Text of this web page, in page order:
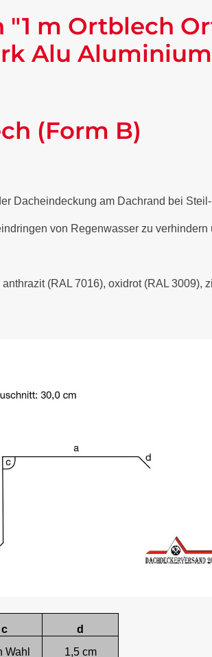
m Ortblech
Alu
(Form B)
Dacheindeckung am Dachrand bei
von Regenwasser zu
(RAL 7016), oxidrot (RAL
c
d
Wahl
1,5 cm